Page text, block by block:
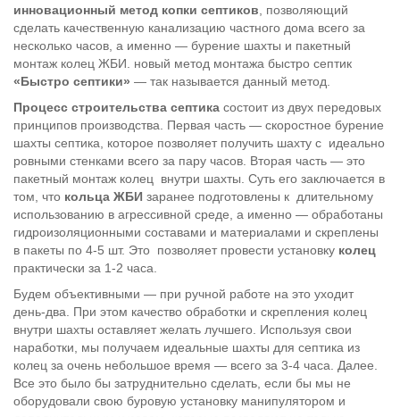
инновационный метод копки септиков , позволяющий
сделать качественную канализацию частного дома всего за
несколько часов, а именно — бурение шахты и пакетный
монтаж колец ЖБИ. новый метод монтажа быстро септик
«Быстро септики» — так называется данный метод.
Процесс строительства септика состоит из двух передовых
принципов производства. Первая часть — скоростное бурение
шахты септика, которое позволяет получить шахту с идеально
ровными стенками всего за пару часов. Вторая часть — это
пакетный монтаж колец внутри шахты. Суть его заключается в
том, что кольца ЖБИ заранее подготовлены к длительному
использованию в агрессивной среде, а именно — обработаны
гидроизоляционными составами и материалами и скреплены
в пакеты по 4-5 шт. Это позволяет провести установку колец
практически за 1-2 часа.
Будем объективными — при ручной работе на это уходит
день-два. При этом качество обработки и скрепления колец
внутри шахты оставляет желать лучшего. Используя свои
наработки, мы получаем идеальные шахты для септика из
колец за очень небольшое время — всего за 3-4 часа. Далее.
Все это было бы затруднительно сделать, если бы мы не
оборудовали свою буровую установку манипулятором и